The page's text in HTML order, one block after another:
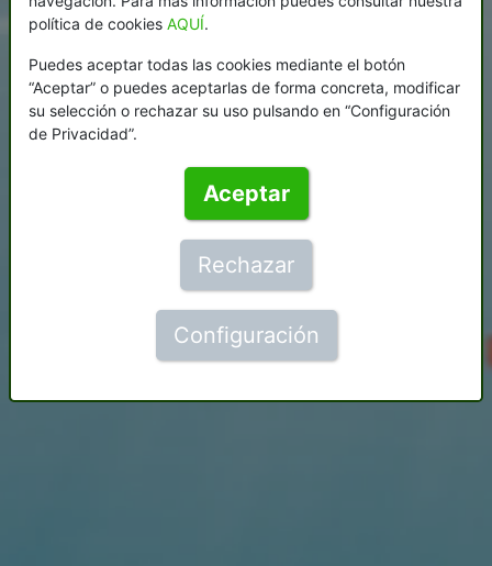
política de cookies AQUÍ.
Puedes aceptar todas las cookies mediante el botón
“Aceptar” o puedes aceptarlas de forma concreta, modificar
su selección o rechazar su uso pulsando en “Configuración
de Privacidad”.
Aceptar
Rechazar
Configuración